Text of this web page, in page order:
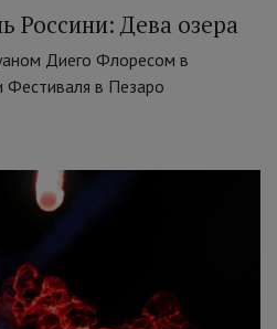
Россини: Дева озера
Диего Флоресом в
Фестиваля в Пезаро